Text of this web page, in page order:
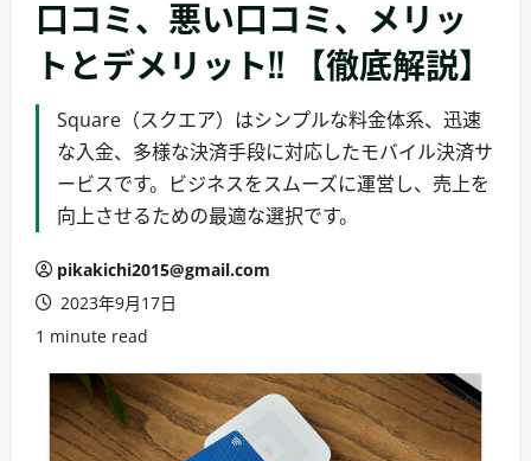
口コミ、悪い口コミ、メリッ
トとデメリット!! 【徹底解説】
Square（スクエア）はシンプルな料金体系、迅速
な入金、多様な決済手段に対応したモバイル決済サ
ービスです。ビジネスをスムーズに運営し、売上を
向上させるための最適な選択です。
pikakichi2015@gmail.com
2023年9月17日
1 minute read